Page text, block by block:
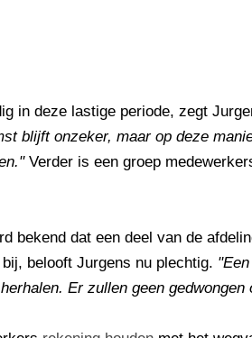
in deze lastige periode, zegt
blijft onzeker, maar op deze
Verder is een groep
bekend dat een deel van de
belooft Jurgens nu plechtig.
Er zullen geen gedwongen